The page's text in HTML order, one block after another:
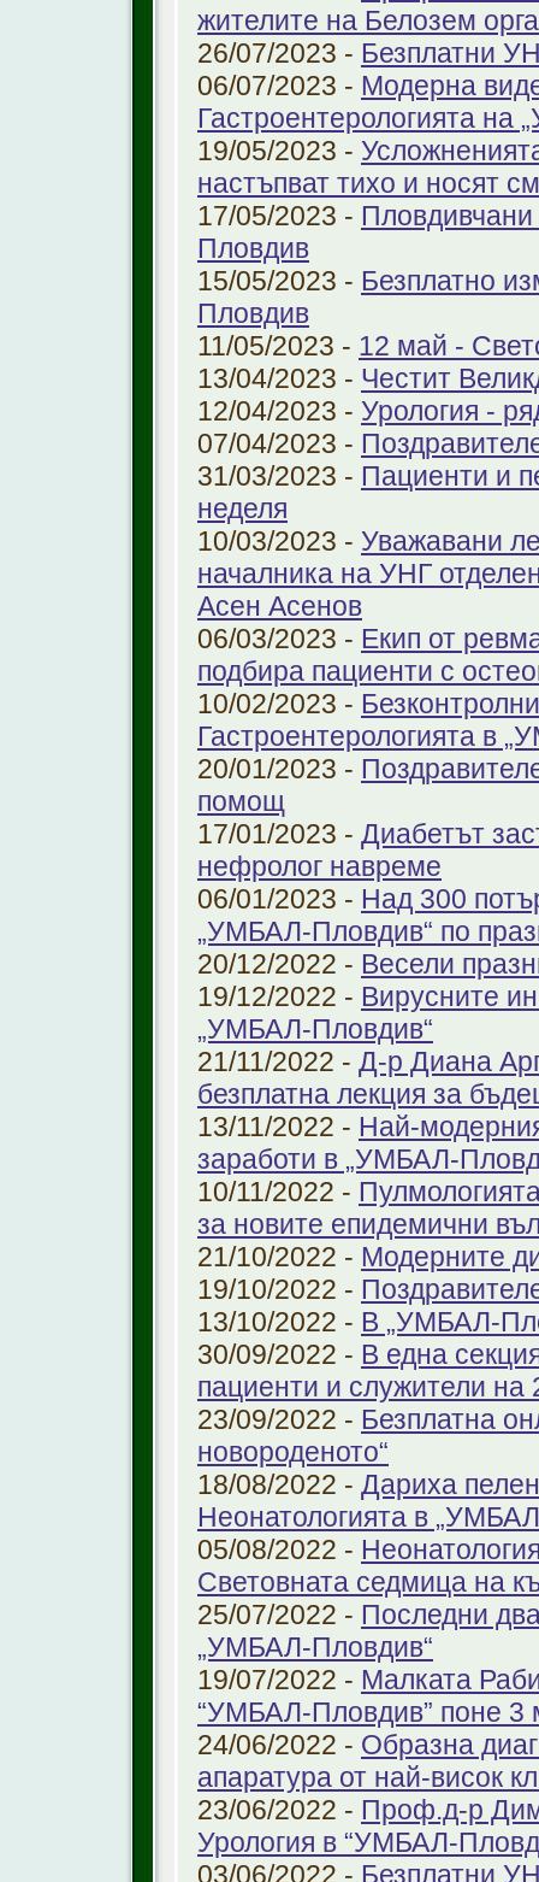
жителите на Белозем
26/07/2023 - Безплатни
06/07/2023 - Модерна
Гастроентерологията на
19/05/2023 -
настъпват тихо и носят
17/05/2023 -
Пловдив
15/05/2023 - Безплатно
Пловдив
11/05/2023 - 12 май -
13/04/2023 - Честит
12/04/2023 - Урология -
07/04/2023 -
31/03/2023 - Пациенти и
неделя
10/03/2023 - Уважавани
началника на УНГ
Асен Асенов
06/03/2023 - Екип от
подбира пациенти с
10/02/2023 -
Гастроентерологията в
20/01/2023 -
помощ
17/01/2023 - Диабетът
нефролог навреме
06/01/2023 - Над 300
„УМБАЛ-Пловдив“ по
20/12/2022 - Весели
19/12/2022 - Вирусните
„УМБАЛ-Пловдив“
21/11/2022 - Д-р Диана
безплатна лекция за
13/11/2022 - Най-
заработи в „УМБАЛ-
10/11/2022 -
за новите епидемични
21/10/2022 - Модерните
19/10/2022 -
13/10/2022 - В „УМБАЛ-
30/09/2022 - В една
пациенти и служители на
23/09/2022 - Безплатна
новороденото“
18/08/2022 - Дариха
Неонатологията в
05/08/2022 -
Световната седмица на
25/07/2022 - Последни
„УМБАЛ-Пловдив“
19/07/2022 - Малката
“УМБАЛ-Пловдив” поне 3
24/06/2022 - Образна
апаратура от най-висок
23/06/2022 - Проф.д-р
Урология в “УМБАЛ-
03/06/2022 - Безплатни